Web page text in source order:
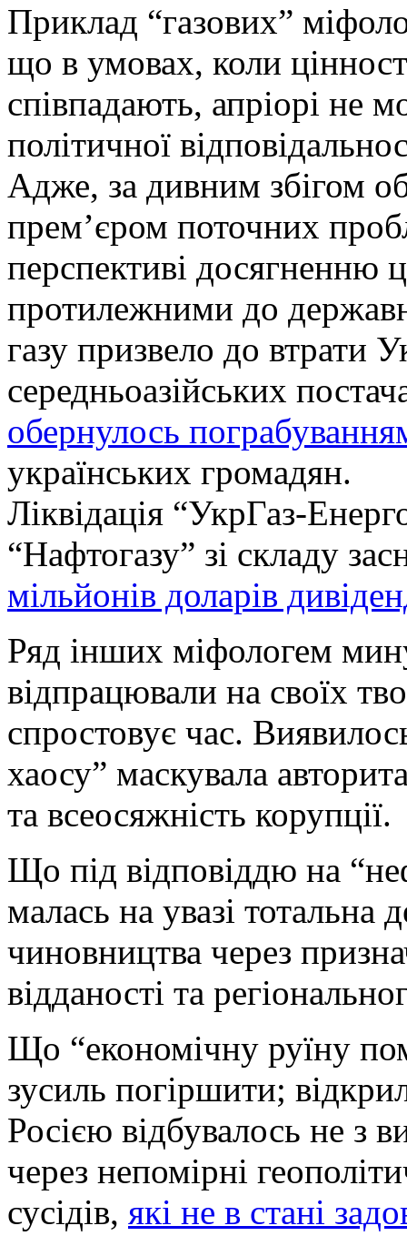
Приклад “газових”
що в умовах, коли
співпадають, апріорі не
політичної
Адже, за дивним збігом
прем’єром поточних
перспективі досягненню
протилежними до
газу призвело до втрати
середньоазійських
обернулось
українських громадян.
Ліквідація “УкрГаз-
“Нафтогазу” зі складу
мільйонів доларів
Ряд інших міфологем
відпрацювали на своїх
спростовує час.
хаосу” маскувала
та всеосяжність корупції.
Що під відповіддю на
малась на увазі тотальна
чиновництва через
відданості та
Що “економічну руїну
зусиль погіршити;
Росією відбувалось не з
через непомірні
сусідів, які не в стані